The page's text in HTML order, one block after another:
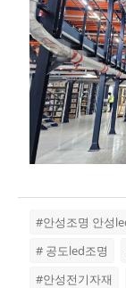
#안성조명 안성
# 공도led조명
#안성전기자재